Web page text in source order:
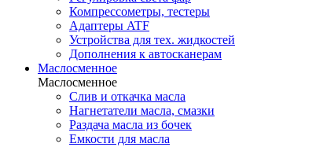
Компрессометры, тестеры
Адаптеры ATF
Устройства для тех. жидкостей
Дополнения к автосканерам
Маслосменное
Маслосменное
Слив и откачка масла
Нагнетатели масла, смазки
Раздача масла из бочек
Емкости для масла